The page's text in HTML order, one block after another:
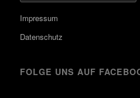
Impressum
Datenschutz
FOLGE UNS AUF